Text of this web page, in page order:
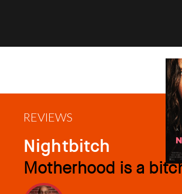
REVIEWS
Nightbitch
Motherhood is a